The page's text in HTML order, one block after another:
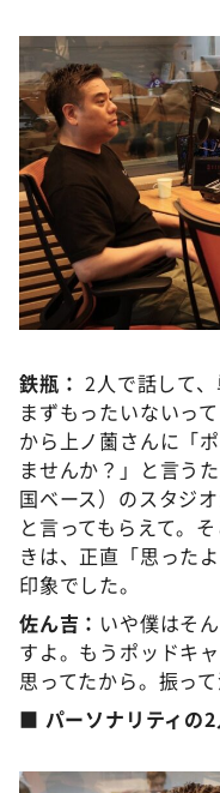
鉄瓶： 2人で話して
まずもったいないっ
から上ノ薗さんに「
ませんか？」と言う
国ベース）のスタジ
と言ってもらえて。
きは、正直「思った
印象でした。
佐ん吉： いや僕はそ
すよ。もうポッドキ
思ってたから。振っ
■ パーソナリティの2